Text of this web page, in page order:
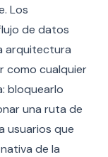
Los
de datos
arquitectura
como cualquier
bloquearlo
una ruta de
usuarios que
de la